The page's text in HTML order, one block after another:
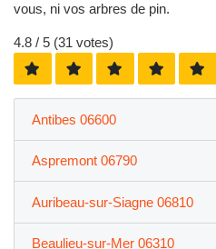
vous, ni vos arbres de pin.
4.8 / 5 (31 votes)
Antibes 06600
Aspremont 06790
Auribeau-sur-Siagne 06810
Beaulieu-sur-Mer 06310